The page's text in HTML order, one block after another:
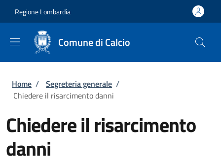
Regione Lombardia
Comune di Calcio
Briciole di pane
Home / Segreteria generale /
Chiedere il risarcimento danni
Chiedere il risarcimento
danni